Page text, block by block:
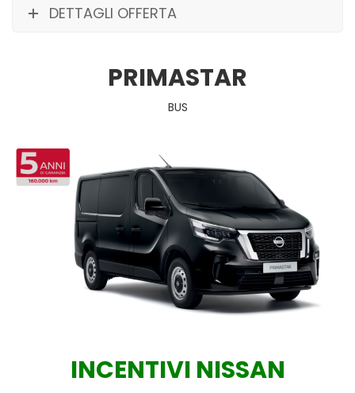
DETTAGLI OFFERTA
PRIMASTAR
BUS
INCENTIVI NISSAN